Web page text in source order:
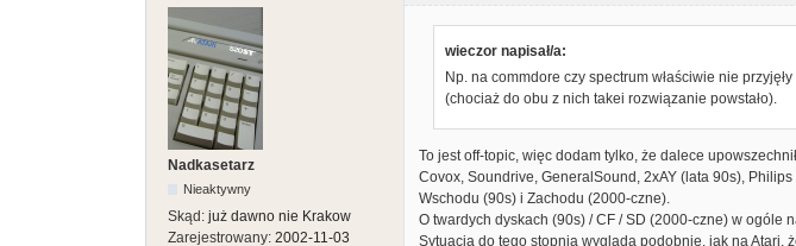
Nadkasetarz
Nieaktywny
Skąd: już dawno nie Krakow
Zarejestrowany: 2002-11-03
wieczor napisał/a:
Np. na commdore czy spectrum właściwie nie
(chociaż do obu z nich takei rozwiązanie powstało).
To jest off-topic, więc dodam tylko, że dalece
Covox, Soundrive, GeneralSound, 2xAY (lata 90s),
Wschodu (90s) i Zachodu (2000-czne).
O twardych dyskach (90s) / CF / SD (2000-czne) w ogóle
Sytuacja do tego stopnia wygląda podobnie, jak na